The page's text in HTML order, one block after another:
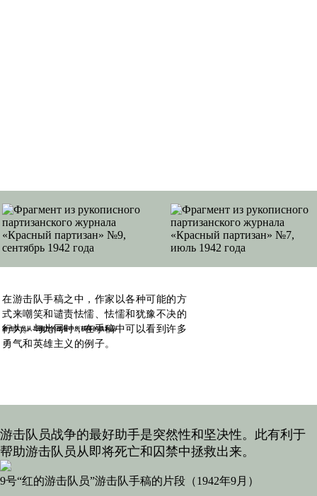
游击队员从与德方的战斗中所获得的战利品
在游击队手稿之中，作家以各种可能的方
式来嘲笑和谴责怯懦、怯懦和犹豫不决的
行为。与此同时，在手稿中可以看到许多
勇气和英雄主义的例子。
游击队员战争的最好助手是突然性和坚决性。此有利于
帮助游击队员从即将死亡和囚禁中拯救出来。
9号“红的游击队员”游击队手稿的片段（1942年9月）